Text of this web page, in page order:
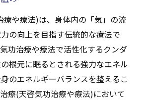
療や療法)は、身体内の「気」の流
の向上を目指す伝統的な療法で
功治療や療法で活性化するクンダ
根元に眠るとされる強力なエネル
のエネルギーバランスを整えるこ
療(天啓気功治療や療法)において